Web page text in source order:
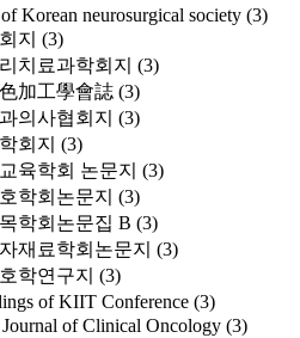
Korean neurosurgical society (3)
지 (3)
치료과학회지 (3)
加工學會誌 (3)
의사협회지 (3)
회지 (3)
육학회 논문지 (3)
학회논문지 (3)
학회논문집 B (3)
재료학회논문지 (3)
학연구지 (3)
of KIIT Conference (3)
of Clinical Oncology (3)